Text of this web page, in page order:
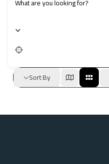
Sort By